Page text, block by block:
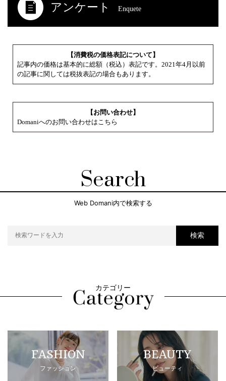
アンケート Enquete
【消費税の価格表記について】
記事内の価格は基本的に総額（税込）表記です。2021年4月以前
の記事に関しては税抜表記の場合もあります。
【お問い合わせ】
Domaniへのお問い合わせはこちら
Search
Web Domani内で検索する
検索
カテゴリー
FASHION
ファッション
BEAUTY
ビューティ